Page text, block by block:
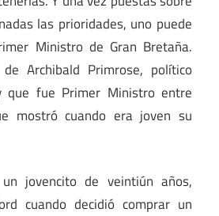
las prioridades, uno puede
Ministro de Gran Bretaña.
Archibald Primrose, político
fue Primer Ministro entre
mostró cuando era joven su
jovencito de veintiún años,
cuando decidió comprar un